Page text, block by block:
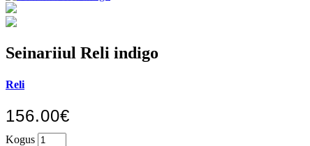
Seinariiul Reli indigo
Reli
156.00€
Kogus